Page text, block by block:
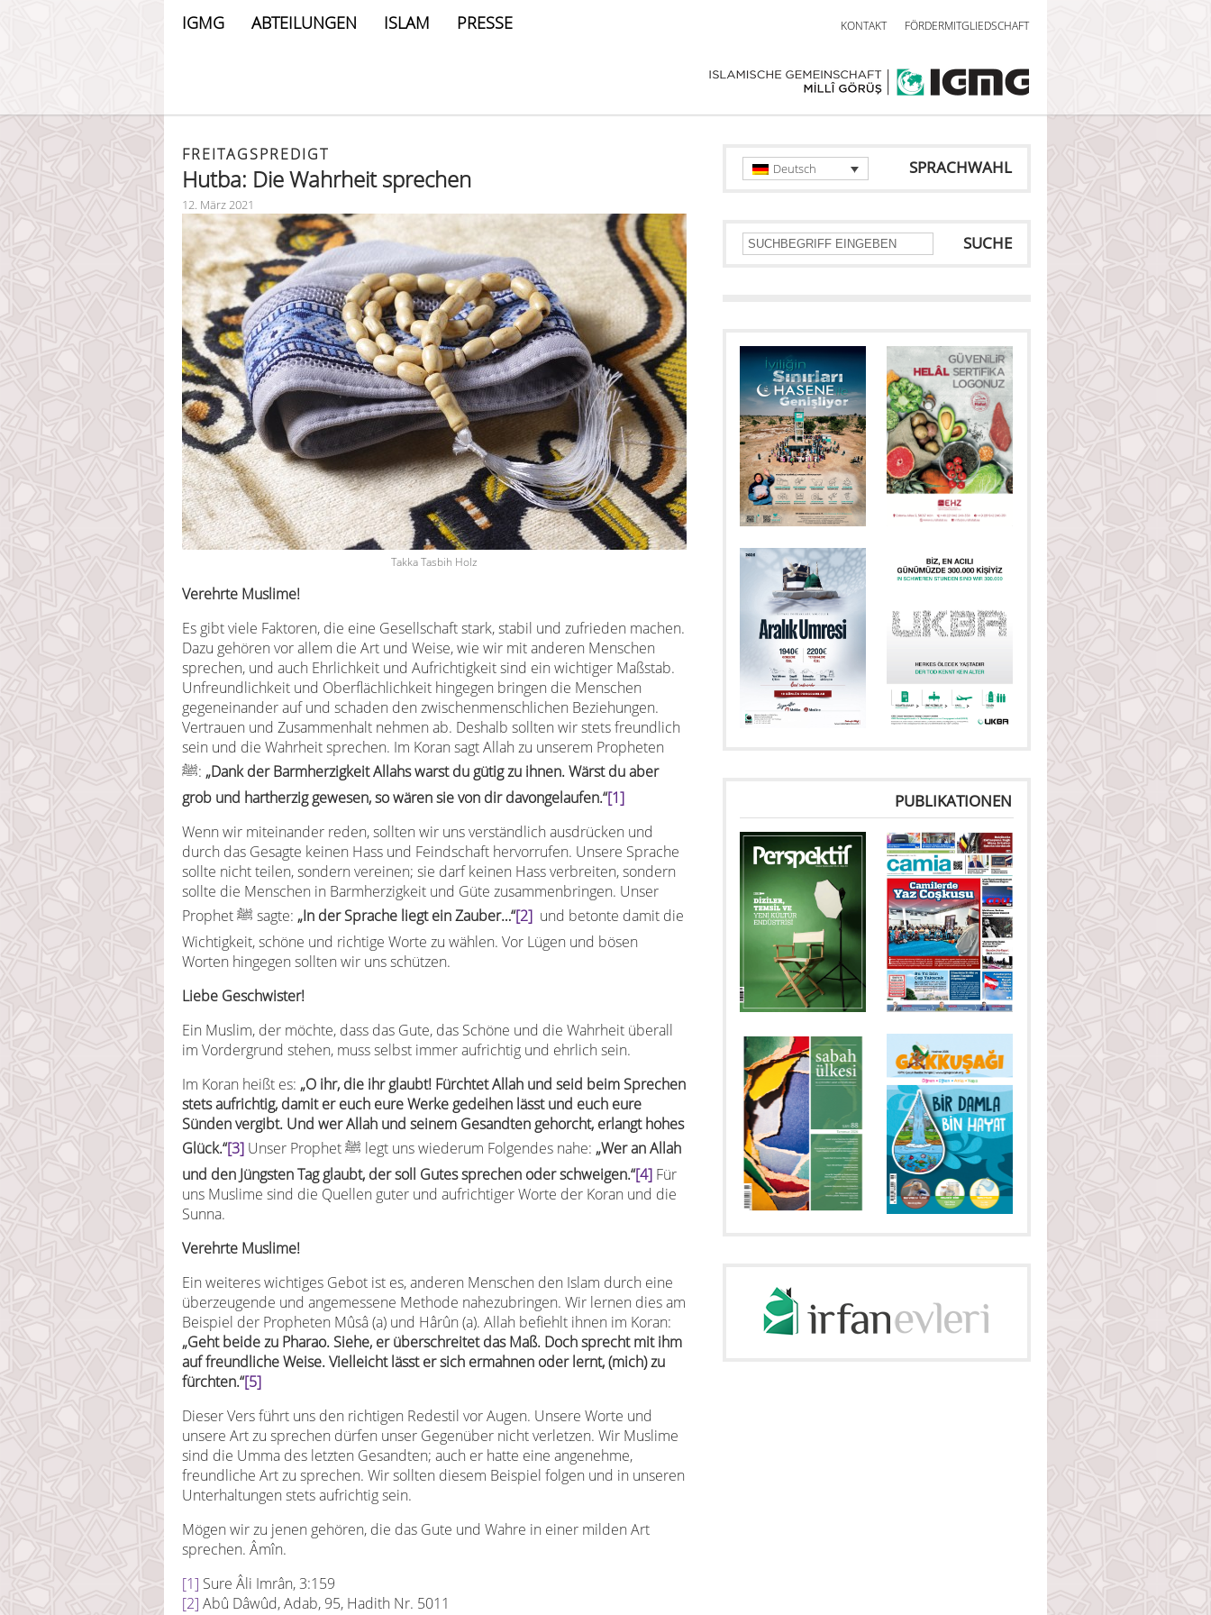
IGMG ABTEILUNGEN ISLAM PRESSE KONTAKT FÖRDERMITGLIEDSCHAFT
FREITAGSPREDIGT
Hutba: Die Wahrheit sprechen
12. März 2021
Takka Tasbih Holz
Verehrte Muslime!
Es gibt viele Faktoren, die eine Gesellschaft stark, stabil und zufrieden machen.
Dazu gehören vor allem die Art und Weise, wie wir mit anderen Menschen
sprechen, und auch Ehrlichkeit und Aufrichtigkeit sind ein wichtiger Maßstab.
Unfreundlichkeit und Oberflächlichkeit hingegen bringen die Menschen
gegeneinander auf und schaden den zwischenmenschlichen Beziehungen.
Vertrauen und Zusammenhalt nehmen ab. Deshalb sollten wir stets freundlich
sein und die Wahrheit sprechen. Im Koran sagt Allah zu unserem Propheten
ﷺ: „Dank der Barmherzigkeit Allahs warst du gütig zu ihnen. Wärst du aber
grob und hartherzig gewesen, so wären sie von dir davongelaufen.“[1]
Wenn wir miteinander reden, sollten wir uns verständlich ausdrücken und
durch das Gesagte keinen Hass und Feindschaft hervorrufen. Unsere Sprache
sollte nicht teilen, sondern vereinen; sie darf keinen Hass verbreiten, sondern
sollte die Menschen in Barmherzigkeit und Güte zusammenbringen. Unser
Prophet ﷺ sagte: „In der Sprache liegt ein Zauber…“[2] und betonte damit die
Wichtigkeit, schöne und richtige Worte zu wählen. Vor Lügen und bösen
Worten hingegen sollten wir uns schützen.
Liebe Geschwister!
Ein Muslim, der möchte, dass das Gute, das Schöne und die Wahrheit überall
im Vordergrund stehen, muss selbst immer aufrichtig und ehrlich sein.
Im Koran heißt es: „O ihr, die ihr glaubt! Fürchtet Allah und seid beim Sprechen
stets aufrichtig, damit er euch eure Werke gedeihen lässt und euch eure
Sünden vergibt. Und wer Allah und seinem Gesandten gehorcht, erlangt hohes
Glück.“[3] Unser Prophet ﷺ legt uns wiederum Folgendes nahe: „Wer an Allah
und den Jüngsten Tag glaubt, der soll Gutes sprechen oder schweigen.“[4] Für
uns Muslime sind die Quellen guter und aufrichtiger Worte der Koran und die
Sunna.
Verehrte Muslime!
Ein weiteres wichtiges Gebot ist es, anderen Menschen den Islam durch eine
überzeugende und angemessene Methode nahezubringen. Wir lernen dies am
Beispiel der Propheten Mûsâ (a) und Hârûn (a). Allah befiehlt ihnen im Koran:
„Geht beide zu Pharao. Siehe, er überschreitet das Maß. Doch sprecht mit ihm
auf freundliche Weise. Vielleicht lässt er sich ermahnen oder lernt, (mich) zu
fürchten.“[5]
Dieser Vers führt uns den richtigen Redestil vor Augen. Unsere Worte und
unsere Art zu sprechen dürfen unser Gegenüber nicht verletzen. Wir Muslime
sind die Umma des letzten Gesandten; auch er hatte eine angenehme,
freundliche Art zu sprechen. Wir sollten diesem Beispiel folgen und in unseren
Unterhaltungen stets aufrichtig sein.
Mögen wir zu jenen gehören, die das Gute und Wahre in einer milden Art
sprechen. Âmîn.
[1] Sure Âli Imrân, 3:159
[2] Abû Dâwûd, Adab, 95, Hadith Nr. 5011
SPRACHWAHL
Deutsch
SUCHE
PUBLIKATIONEN